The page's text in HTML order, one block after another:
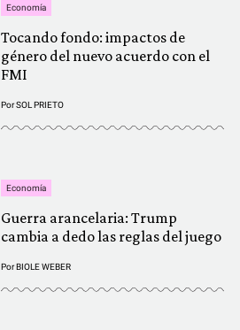
Economía
Tocando fondo: impactos de
género del nuevo acuerdo con el
FMI
PorSOL PRIETO
Economía
Guerra arancelaria: Trump
cambia a dedo las reglas del juego
PorBIOLE WEBER